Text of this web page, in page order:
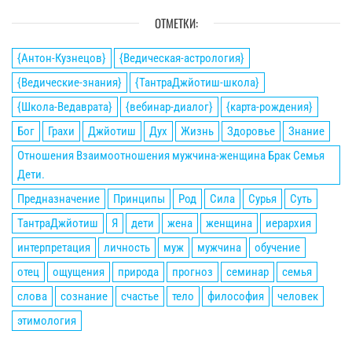
ОТМЕТКИ:
{Антон-Кузнецов}
{Ведическая-астрология}
{Ведические-знания}
{ТантраДжйотиш-школа}
{Школа-Ведаврата}
{вебинар-диалог}
{карта-рождения}
Бог
Грахи Джйотиш Дух Жизнь Здоровье
Знание
Отношения Взаимоотношения мужчина-женщина Брак Семья
Дети.
Предназначение
Принципы Род Сила Сурья
Суть
ТантраДжйотиш
Я дети жена женщина
иерархия
интерпретация
личность муж мужчина
обучение
отец
ощущения природа прогноз семинар
семья
слова
сознание счастье тело философия
человек
этимология